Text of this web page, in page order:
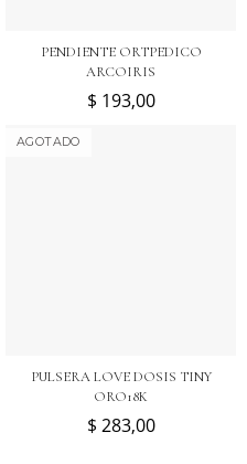
PENDIENTE ORTPEDICO
ARCOIRIS
$ 193,00
AGOTADO
PULSERA LOVE DOSIS TINY
ORO18K
$ 283,00